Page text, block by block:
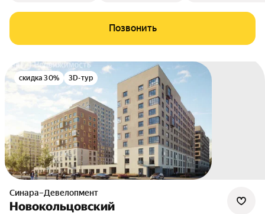
Позвонить
скидка 30% 3D-тур
Синара–Девелопмент
Новокольцовский